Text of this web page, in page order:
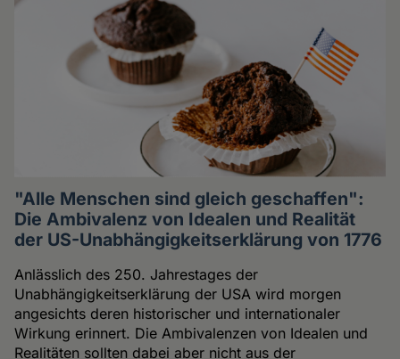
"Alle Menschen sind gleich geschaffen":
Die Ambivalenz von Idealen und Realität
der US-Unabhängigkeitserklärung von 1776
Anlässlich des 250. Jahrestages der
Unabhängigkeitserklärung der USA wird morgen
angesichts deren historischer und internationaler
Wirkung erinnert. Die Ambivalenzen von Idealen und
Realitäten sollten dabei aber nicht aus der